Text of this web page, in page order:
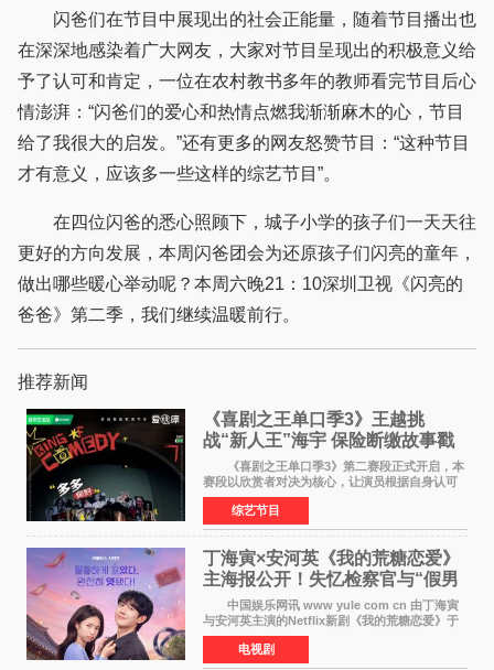
闪爸们在节目中展现出的社会正能量，随着节目播出也
在深深地感染着广大网友，大家对节目呈现出的积极意义给
予了认可和肯定，一位在农村教书多年的教师看完节目后心
情澎湃：“闪爸们的爱心和热情点燃我渐渐麻木的心，节目
给了我很大的启发。”还有更多的网友怒赞节目：“这种节目
才有意义，应该多一些这样的综艺节目”。
在四位闪爸的悉心照顾下，城子小学的孩子们一天天往
更好的方向发展，本周闪爸团会为还原孩子们闪亮的童年，
做出哪些暖心举动呢？本周六晚21：10深圳卫视《闪亮的
爸爸》第二季，我们继续温暖前行。
推荐新闻
《喜剧之王单口季3》王越挑
战“新人王”海宇 保险断缴故事戳
中生活痛点
《喜剧之王单口季3》第二赛段正式开启，本
赛段以欣赏者对决为核心，让演员根据自身认可
选择对手，在作品碰撞中完成一次喜剧创作者之
间的交流。这里有实力相当的正面对抗，也有老
朋友、老对手之
综艺节目
丁海寅×安河英《我的荒糖恋爱》
主海报公开！失忆检察官与“假男
友”同居罗曼史来
中国娱乐网讯 www yule com cn 由丁海寅
与安河英主演的Netflix新剧《我的荒糖恋爱》于
近日公开主海报，正式进入开播倒计时。 海
报中，两人并肩站在充满怀旧气息的九津麦芽村
街道上，丁
电视剧